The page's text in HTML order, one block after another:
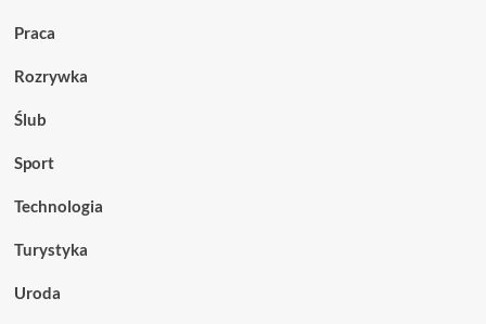
Praca
Rozrywka
Ślub
Sport
Technologia
Turystyka
Uroda